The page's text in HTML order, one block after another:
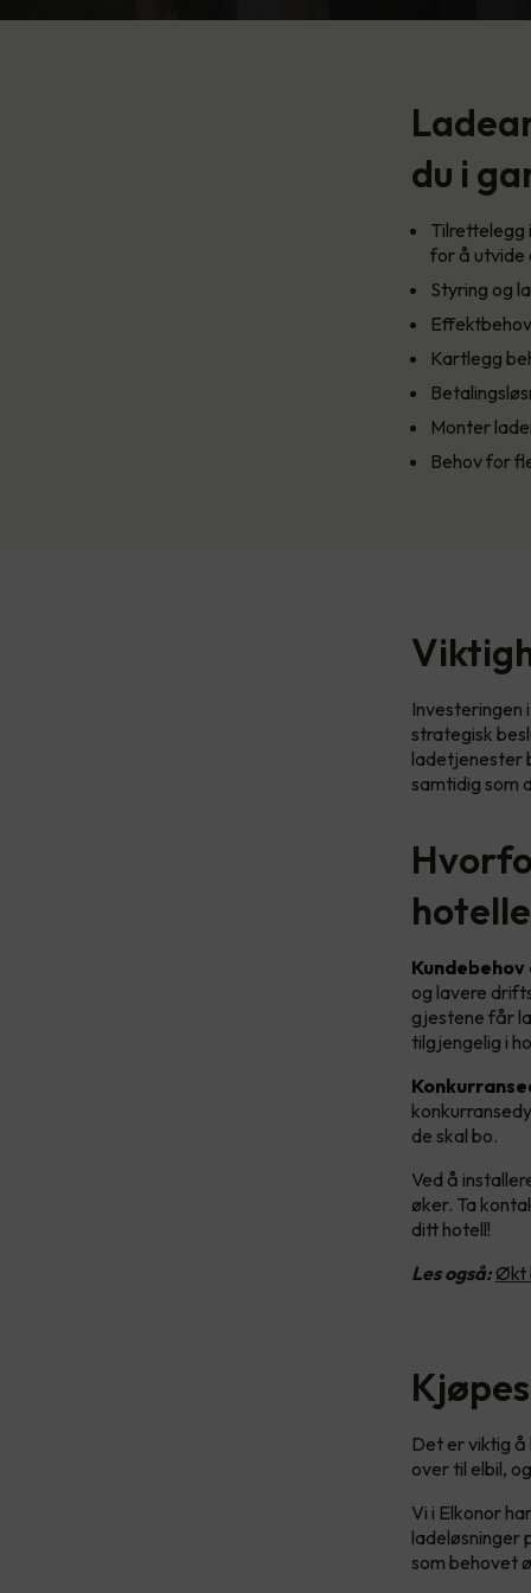
du i
Tilrettelegg
for å utvide
Styring og
Kartlegg
Monter
Behov for
Investeringen
strategisk
ladetjenester
samtidig som
og lavere
gjestene får
tilgjengelig i
de skal bo.
Ved å
øker. Ta
ditt hotell!
Les også: Økt
Det er viktig
over til elbil,
Vi i Elkonor
ladeløsninger
som behovet